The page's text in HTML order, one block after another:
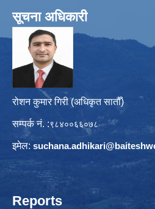
सूचना अधिकारी
रोशन कुमार गिरी (अधिकृत सातौँ)
सम्पर्क नं. :९८४००६६०७८
इमेल: suchana.adhikari@
Reports